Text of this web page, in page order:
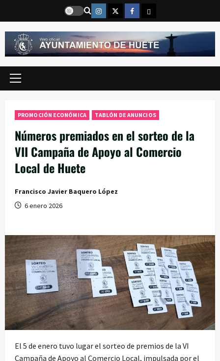
contenido
Instragram
TwitterFacebook
Email
Menú
PROMOCIÓN ECONÓMICA TABLÓN DE ANUNCIOS
Números premiados en el sorteo de la
VII Campaña de Apoyo al Comercio
Local de Huete
Francisco Javier Baquero López
6 enero 2026
El 5 de enero tuvo lugar el sorteo de premios de la VI
Campaña de Apoyo al Comercio Local, impulsada por el